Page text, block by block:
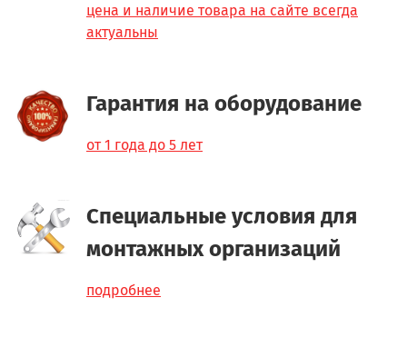
цена и наличие товара на сайте всегда
актуальны
Гарантия на оборудование
от 1 года до 5 лет
Специальные условия для
монтажных организаций
подробнее